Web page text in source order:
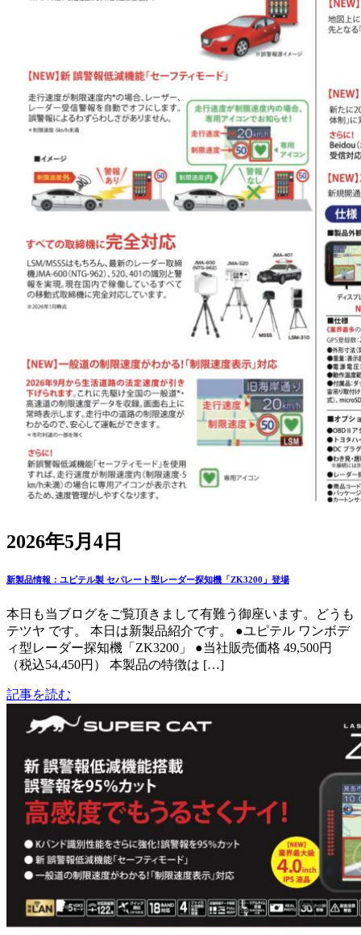
2026年5月4日
新製品情報：ユピテル製 セパレート型レーダー探知機「ZK3200」登場
本日も当ブログをご覧頂きまして有難う御座います。どうも
テツヤ です。 本日は新製品紹介です。 ●ユピテル ワンボデ
ィ型レーダー探知機「ZK3200」 ●当社販売価格 49,500円
（税込54,450円） 本製品の特徴は […]
記事を読む